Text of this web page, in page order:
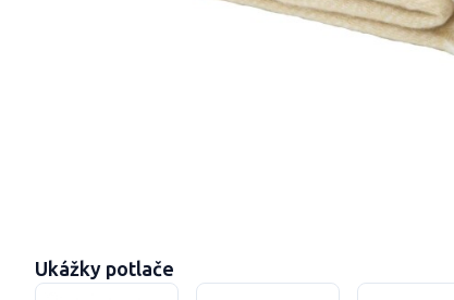
Ukážky potlače